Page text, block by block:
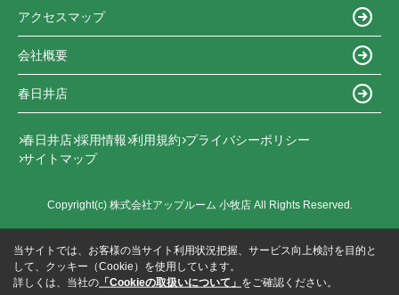
アクセスマップ
会社概要
春日井店
春日井店 採用情報 利用規約 プライバシーポリシー
サイトマップ
Copyright(c) 株式会社アップルーム 小牧店 All Rights Reserved.
当サイトでは、お客様の当サイト利用状況把握、サービス向上検討を目的と
して、クッキー（Cookie）を使用しています。
詳しくは、当社の 「Cookieの取扱いについて」 をご確認ください。